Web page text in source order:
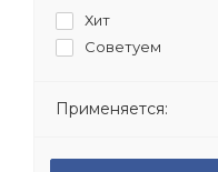
Хит
Советуем
Применяется: